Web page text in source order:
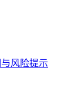
风险提示